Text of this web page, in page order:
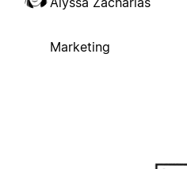
Marketing